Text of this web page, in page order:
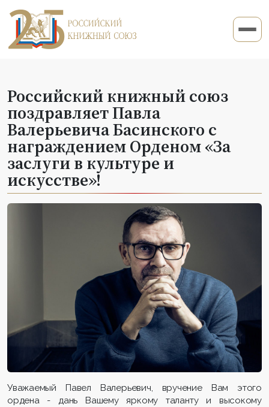
Российский книжный союз
поздравляет Павла
Валерьевича Басинского с
награждением Орденом «За
заслуги в культуре и
искусстве»!
Уважаемый Павел Валерьевич, вручение Вам этого
ордена - дань Вашему яркому таланту и высокому